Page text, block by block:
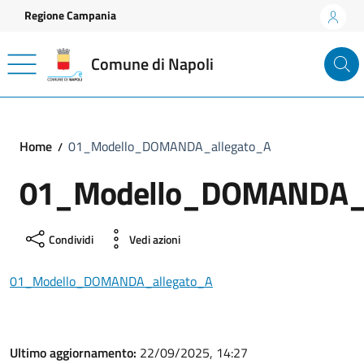
Vai ai contenuti
Vai al footer
Regione Campania
Comune di Napoli
Home 01_Modello_DOMANDA_allegato_A
Condividi Vedi azioni
01_Modello_DOMANDA_allegato_A
Ultimo aggiornamento: 22/09/2025, 14:27